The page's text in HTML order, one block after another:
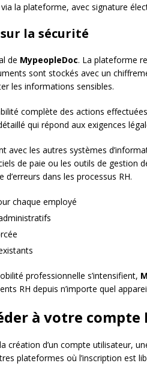
la plateforme, avec signature
la sécurité
de MypeopleDoc. La plateforme
sont stockés avec un
les informations sensibles.
complète des actions
qui répond aux exigences
avec les autres systèmes
de paie ou les outils de
dans les processus RH.
chaque employé
professionnelle s’intensifient,
RH depuis n’importe quel
à votre compte
création d’un compte utilisateur,
plateformes où l’inscription est